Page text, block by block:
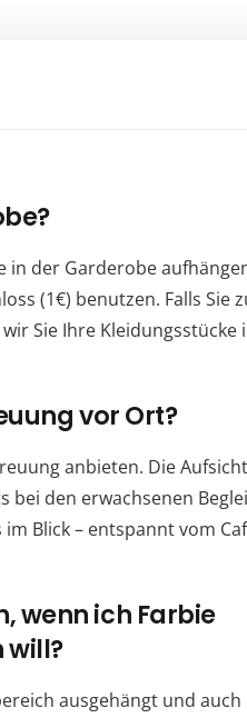
in der Garderobe
(1€) benutzen. Falls Sie
Sie Ihre Kleidungsstücke
vor Ort?
anbieten. Die
bei den erwachsenen
Blick – entspannt vom
wenn ich Farbie
will?
ausgehängt und